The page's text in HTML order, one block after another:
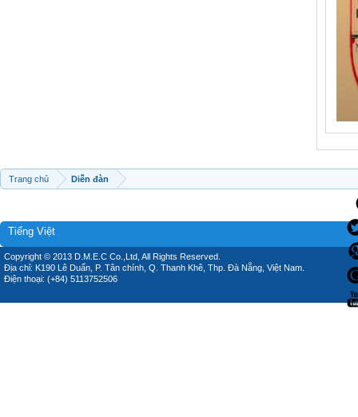
Trang chủ Diễn đàn
Tiếng Việt
Copyright © 2013 D.M.E.C Co.,Ltd, All Rights Reserved.
Địa chỉ: K190 Lê Duẩn, P. Tân chính, Q. Thanh Khê, Thp. Đà Nẵng, Việt Nam.
Điện thoại: (+84) 5113752506